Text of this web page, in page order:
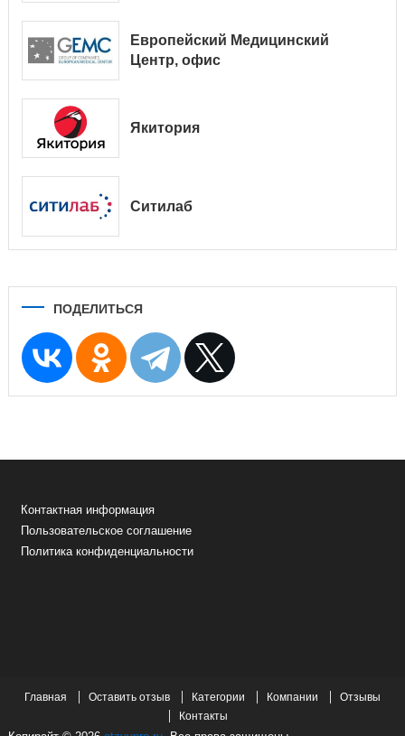
Европейский Медицинский
Центр, офис
Якитория
Ситилаб
ПОДЕЛИТЬСЯ
Контактная информация
Пользовательское соглашение
Политика конфиденциальности
Главная Оставить отзыв Категории Компании
Отзывы
Контакты